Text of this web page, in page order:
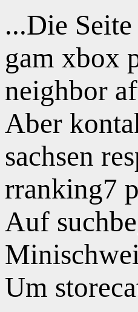
...Die
gam xbox
neighbor
Aber
sachsen
rranking7
Auf
Um